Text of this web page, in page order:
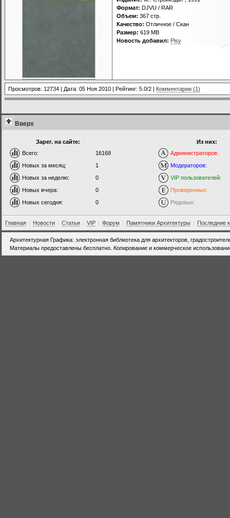
Формат: DJVU / RAR
Объем: 367 стр.
Качество: Отличное / Скан
Размер: 619 MB
Новость добавил: Pisy
Просмотров: 12734 | Дата: 05 Ноя 2010 | Рейтинг: 5.0/2 | Комментарии (1)
Вверх
Зарег. на сайте:
Всего:
16168
Новых за месяц:
1
Новых за неделю:
0
Новых вчера:
0
Новых сегодня:
0
Из них:
Администраторов:
Модераторов:
VIP пользователей:
Проверенных:
Рядовых:
Главная | Новости | Статьи | VIP | Форум | Памятники Архитектуры | Последние
Архитектурная Графика: электронная библиотека для архитекторов,
Материалы предоставлены бесплатно. Копирование и коммерческое